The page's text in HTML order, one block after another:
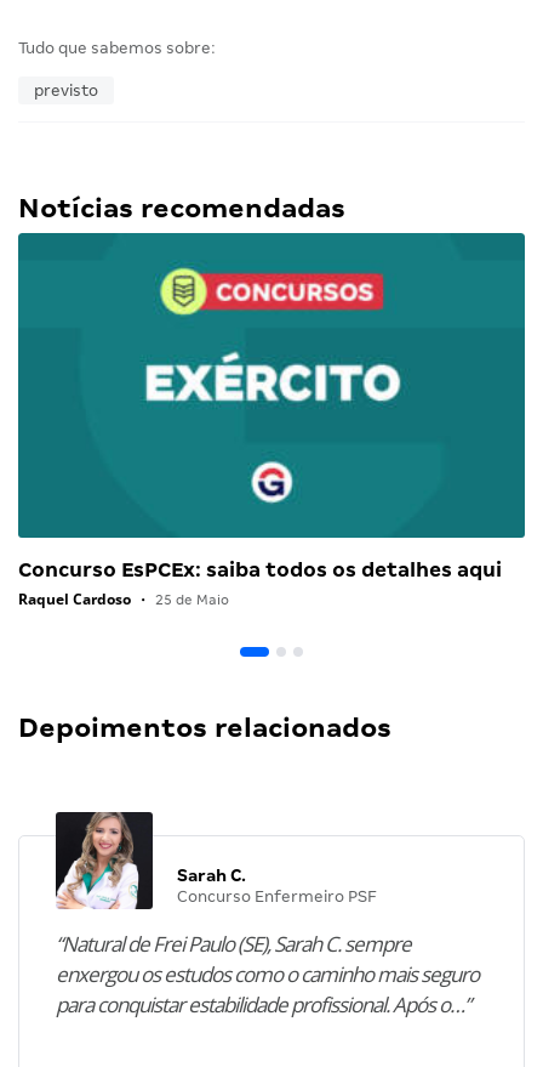
Tudo que sabemos sobre:
previsto
Notícias recomendadas
Concurso EsPCEx: saiba todos os detalhes aqui
Raquel Cardoso • 25 de Maio
Depoimentos relacionados
Sarah C.
Concurso Enfermeiro PSF
“Natural de Frei Paulo (SE), Sarah C. sempre
enxergou os estudos como o caminho mais seguro
para conquistar estabilidade profissional. Após o…”